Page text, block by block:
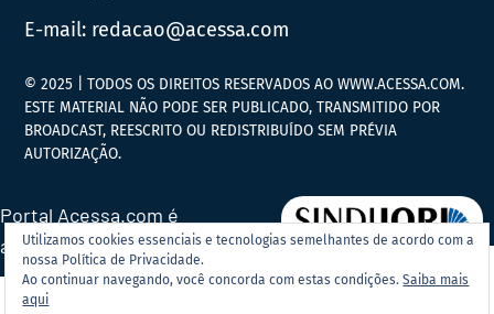
E-mail: redacao@acessa.com
Utilizamos cookies essenciais e tecnologias semelhantes de acordo com a
nossa Política de Privacidade.
Ao continuar navegando, você concorda com estas condições.Saiba mais
aqui
© 2025 | TODOS OS DIREITOS RESERVADOS AO WWW.ACESSA.COM.
ESTE MATERIAL NÃO PODE SER PUBLICADO, TRANSMITIDO POR
BROADCAST, REESCRITO OU REDISTRIBUÍDO SEM PRÉVIA
AUTORIZAÇÃO.
Portal Acessa.com é
associado ao